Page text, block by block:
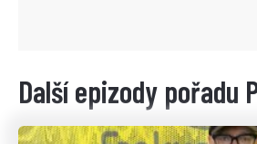
Další epizody pořadu